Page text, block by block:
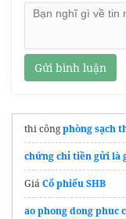
Gửi bình luận
thi côngphòng sạch
chứng chỉ tiền gửi là
GiáCổ phiếu SHB
ao phong dong phuc